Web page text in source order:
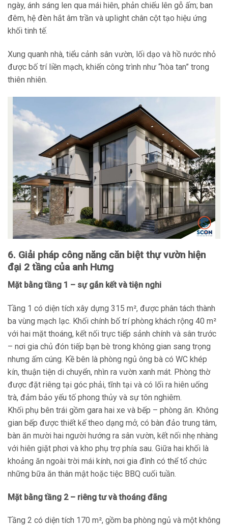
ngày, ánh sáng len qua mái hiên, phản chiếu lên gỗ ấm; ban
đêm, hệ đèn hắt âm trần và uplight chân cột tạo hiệu ứng
khối tinh tế.
Xung quanh nhà, tiểu cảnh sân vườn, lối dạo và hồ nước nhỏ
được bố trí liền mạch, khiến công trình như “hòa tan” trong
thiên nhiên.
6. Giải pháp công năng căn biệt thự vườn hiện
đại 2 tầng của anh Hưng
Mặt bằng tầng 1 – sự gắn kết và tiện nghi
Tầng 1 có diện tích xây dựng 315 m², được phân tách thành
ba vùng mạch lạc. Khối chính bố trí phòng khách rộng 40 m²
với hai mặt thoáng, kết nối trực tiếp sảnh chính và sân trước
– nơi gia chủ đón tiếp bạn bè trong không gian sang trọng
nhưng ấm cúng. Kề bên là phòng ngủ ông bà có WC khép
kín, thuận tiện di chuyển, nhìn ra vườn xanh mát. Phòng thờ
được đặt riêng tại góc phải, tĩnh tại và có lối ra hiên uống
trà, đảm bảo yếu tố phong thủy và sự tôn nghiêm.
Khối phụ bên trái gồm gara hai xe và bếp – phòng ăn. Không
gian bếp được thiết kế theo dạng mở, có bàn đảo trung tâm,
bàn ăn mười hai người hướng ra sân vườn, kết nối nhẹ nhàng
với hiên giặt phơi và kho phụ trợ phía sau. Giữa hai khối là
khoảng ăn ngoài trời mái kính, nơi gia đình có thể tổ chức
những bữa ăn thân mật hoặc tiệc BBQ cuối tuần.
Mặt bằng tầng 2 – riêng tư và thoáng đãng
Tầng 2 có diện tích 170 m², gồm ba phòng ngủ và một không